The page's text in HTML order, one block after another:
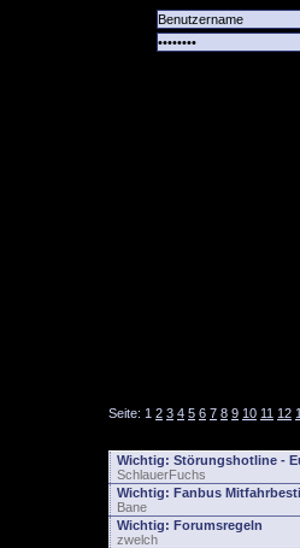
Seite: 1 2 3 4 5 6 7 8 9 10 11 12
Wichtig: Störungshotline -
SchlauerFuchs
Wichtig: Fanbus
Bane
Wichtig: Forumsregeln
zwelch